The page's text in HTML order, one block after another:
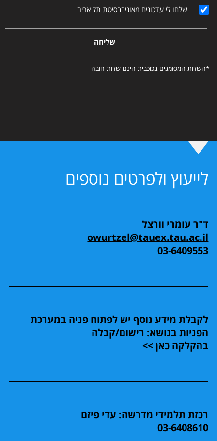
שלחו לי עדכונים מאוניברסיטת תל אביב
שליחה
*השדות המסומנים בכוכבית הינם שדות חובה
לייעוץ ולפרטים נוספים
ד"ר עומרי וורצל
owurtzel@tauex.tau.ac.il
03-6409553
לקבלת מידע נוסף יש לפתוח פניה במערכת
הפניות בנושא: רישום/קבלה
בהקלקה כאן >>
רכזת תלמידי מדרשה: עדי פיזם
03-6408610